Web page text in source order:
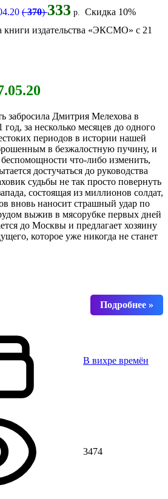
(370)333 р. Скидка 10%
книги издательства «ЭКСМО» с 21
забросила Дмитрия Мелехова в
за несколько месяцев до одного
периодов в истории нашей
в безжалостную пучину, и
беспомощности что-либо изменить,
достучаться до руководства
судьбы не так просто повернуть
состоящая из миллионов солдат,
вновь наносит страшный удар по
выжив в мясорубке первых дней
до Москвы и предлагает хозяину
которое уже никогда не станет
В вихре времён
3474